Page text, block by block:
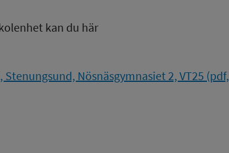
kan du här
Nösnäsgymnasiet 2, VT25 (pdf,